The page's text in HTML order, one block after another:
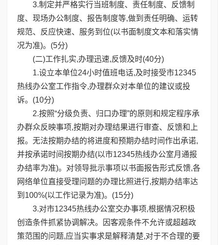
3.制定并严格实行当班制度、责任制度、反馈制
度、现场办公制度、报告制度等,做到责任明确、运转
规范、反应快速、服务到位(以书面制度文本和落实情
况为准)。(5分)
(二)工作扎实,办理迅速,反馈及时(40分)
1.设立本单位24小时值班电话,及时接受市12345
热线办公室工作指令,办理群众对本单位的建议或投
诉。(10分)
2.按照“分级负责、归口办理”的原则和规定程序承
办群众反映事项,按期对办理结果进行审查、反馈和上
报。无法按期办结的将进度和预期办结时间作出承诺,
并按承诺时间按期办结(以市12345热线办公室月通报
办结率为准)。对领导批示事项以书面报告形式反馈,各
网络单位直接受理问题的办理比照进行,按期办结率达
到100%(以工作记录为准)。(15分)
3.对市12345热线办公室交办事项,根据情况积极
创造条件抓紧协调解决。因客观条件不允许或超越政
策范围的问题,应当实事求是解释清楚,对于不合理的要